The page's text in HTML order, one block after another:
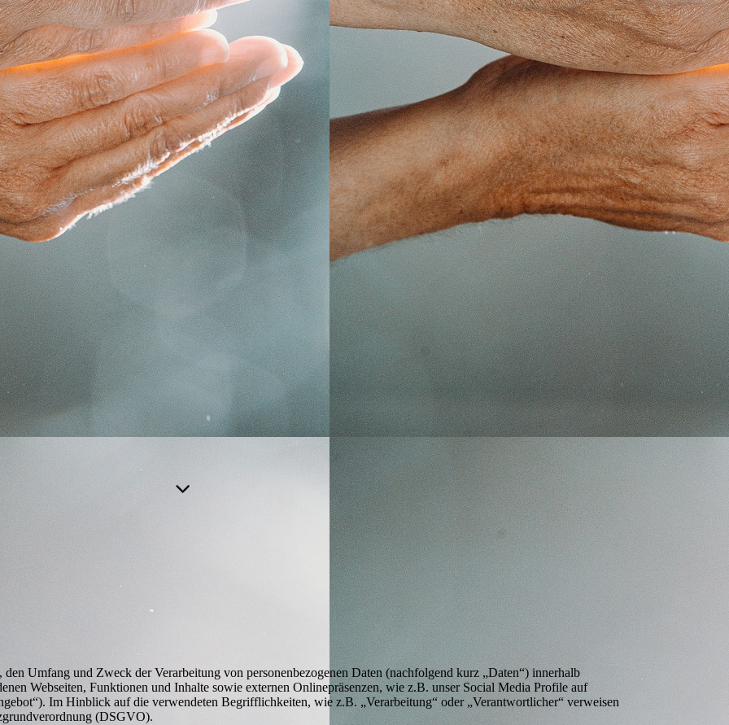
Umfang und Zweck der Verarbeitung von personenbezogenen Daten (nachfolgend kurz „Daten“) innerhalb
Webseiten, Funktionen und Inhalte sowie externen Onlinepräsenzen, wie z.B. unser Social Media Profile auf
Im Hinblick auf die verwendeten Begrifflichkeiten, wie z.B. „Verarbeitung“ oder „Verantwortlicher“ verweisen
(DSGVO).